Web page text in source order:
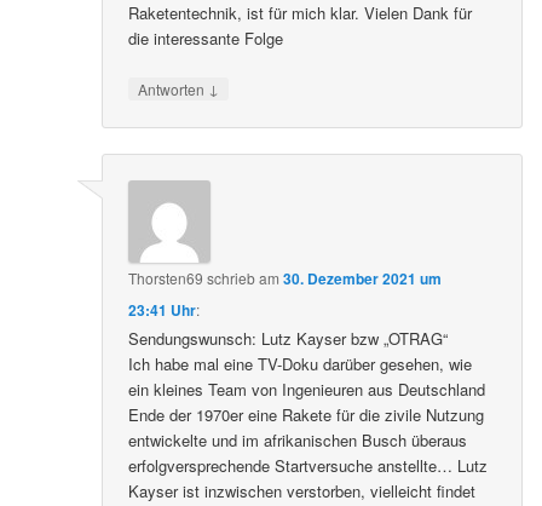
Raketentechnik, ist für mich klar. Vielen Dank für
die interessante Folge
Antworten ↓
Thorsten69 schriebam30. Dezember 2021 um
23:41 Uhr:
Sendungswunsch: Lutz Kayser bzw „OTRAG“
Ich habe mal eine TV-Doku darüber gesehen, wie
ein kleines Team von Ingenieuren aus Deutschland
Ende der 1970er eine Rakete für die zivile Nutzung
entwickelte und im afrikanischen Busch überaus
erfolgversprechende Startversuche anstellte… Lutz
Kayser ist inzwischen verstorben, vielleicht findet